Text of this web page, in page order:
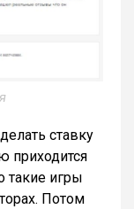
ставку
приходится
такие игры
Потом